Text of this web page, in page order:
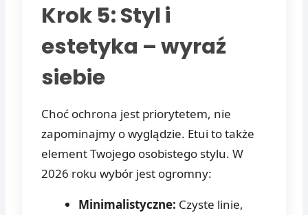
Krok 5: Styl i
estetyka – wyraź
siebie
Choć ochrona jest priorytetem, nie
zapominajmy o wyglądzie. Etui to także
element Twojego osobistego stylu. W
2026 roku wybór jest ogromny:
Minimalistyczne: Czyste linie,